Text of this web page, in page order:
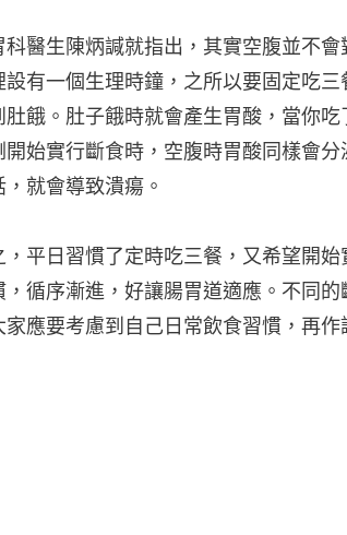
科醫生陳炳諴就指出，其實空腹並不
設有一個生理時鐘，之所以要固定吃
肚餓。肚子餓時就會產生胃酸，當你吃
開始實行斷食時，空腹時胃酸同樣會
就會導致潰瘍。
，平日習慣了定時吃三餐，又希望開
，循序漸進，好讓腸胃道適應。不同
應要考慮到自己日常飲食習慣，再作